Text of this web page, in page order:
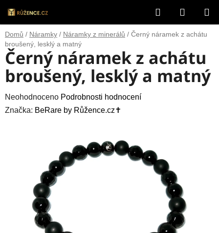
na
obsah
Hledat
KOŠÍK
Domů / Náramky / Náramky z minerálů / Černý náramek z achátu
broušený, lesklý a matný
Černý náramek z achátu
broušený, lesklý a matný
Průměrné
hodnocení
hvězdiček.
Neohodnoceno Podrobnosti hodnocení
Značka: BeRare by Růžence.cz✝️